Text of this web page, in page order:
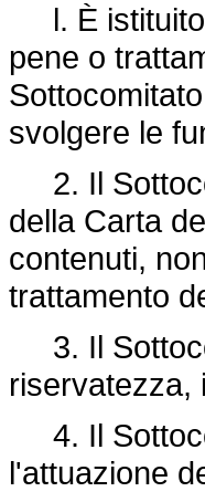
l. È istituito
pene o
svolgere le
2. Il
della Carta
contenuti,
trattamento
3. Il
riservatezza,
4. Il
l'attuazione